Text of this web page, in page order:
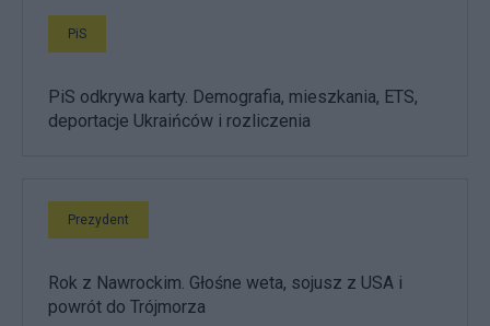
PiS
PiS odkrywa karty. Demografia, mieszkania, ETS,
deportacje Ukraińców i rozliczenia
Prezydent
Rok z Nawrockim. Głośne weta, sojusz z USA i
powrót do Trójmorza